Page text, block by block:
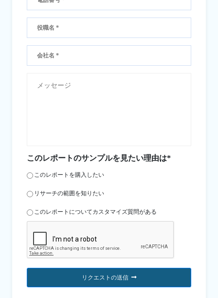
このレポートのサンプルを見たい理由は*
このレポートを購入したい
リサーチの範囲を知りたい
このレポートについてカスタマイズ質問がある
リクエストの送信